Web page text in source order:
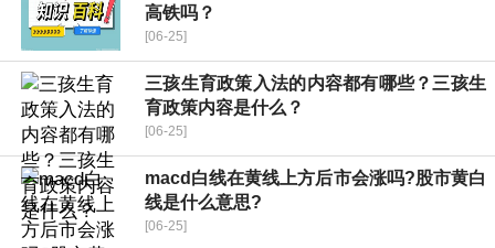
高铁吗？
[06-25]
三孩生育政策入法的内容都有哪些？三孩生
育政策内容是什么？
[06-25]
macd白线在黄线上方后市会涨吗?股市黄白
线是什么意思?
[06-25]